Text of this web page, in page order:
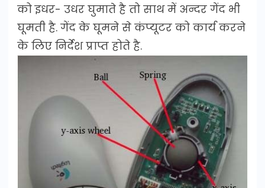
को इधर- उधर घुमाते है तो साथ में अन्दर गेंद भी
घूमती है. गेंद के घूमने से कंप्यूटर को कार्य करने
के लिए निर्देश प्राप्त होते है.